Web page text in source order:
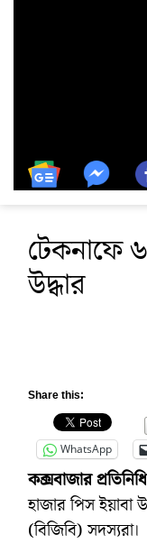
টেকনাফে
উদ্ধার
Share this:
WhatsApp
কক্সবাজার
হাজার পিস ইয়াবা
(বিজিবি) সদস্যরা।